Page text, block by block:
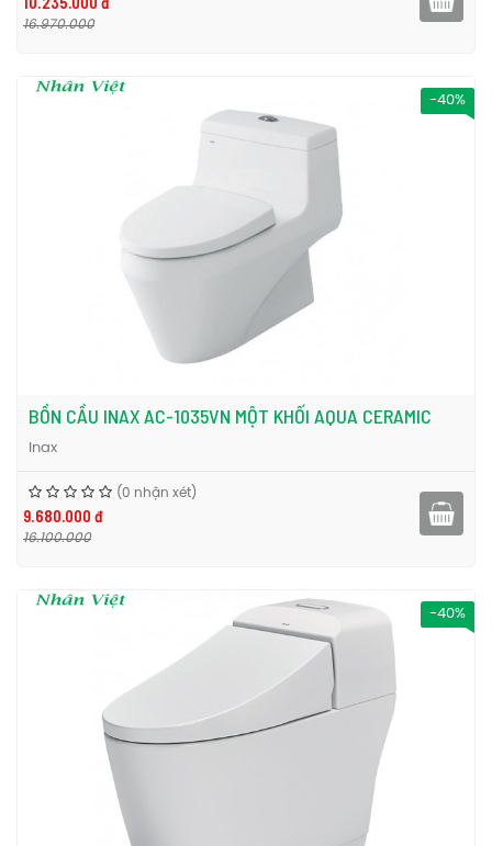
16.970.000
-40%
BỒN CẦU INAX AC-1035VN MỘT KHỐI AQUA CERAMIC
Inax
(0 nhận xét)
9.680.000 đ
16.100.000
-40%